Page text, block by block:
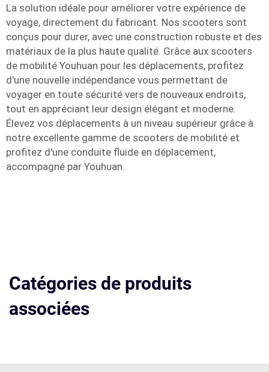
La solution idéale pour améliorer votre expérience de
voyage, directement du fabricant. Nos scooters sont
conçus pour durer, avec une construction robuste et des
matériaux de la plus haute qualité. Grâce aux scooters
de mobilité Youhuan pour les déplacements, profitez
d'une nouvelle indépendance vous permettant de
voyager en toute sécurité vers de nouveaux endroits,
tout en appréciant leur design élégant et moderne.
Élevez vos déplacements à un niveau supérieur grâce à
notre excellente gamme de scooters de mobilité et
profitez d'une conduite fluide en déplacement,
accompagné par Youhuan.
Catégories de produits
associées